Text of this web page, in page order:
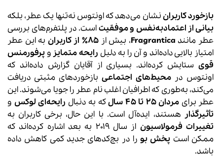
بازخورد کاربران نشان می‌دهد که اونتوس نه‌تنها یک عطر، بلکه
بیانی از اعتمادبه‌نفس و موفقیتاست. در پلتفرم‌های بررسی
عطر مانند Fragrantica، بیش از ۸۵٪ از کاربران
به این عطر
امتیاز بالایی داده‌اند و آن را به دلیل رایحه متمایز و پرفورمنس
قوی ستایش کرده‌اند. بسیاری از آقایان گزارش داده‌اند که
اونتوس در محیط‌های اجتماعی بازخوردهای مثبتی دریافت
می‌کند، به‌طوری که اطرافیان اغلب نام عطر را جویا می‌شوند. این
عطر برای مردان ۲۵ تا ۴۵ سال که به دنبال رایحه‌ای لوکس و
تأثیرگذار هستند، ایده‌آل است. با این حال، برخی کاربران به
تغییرات فرمولاسیون
از سال ۲۰۱۹ به بعد اشاره کرده‌اند که
ممکن است پخش بورا در بچ‌کدهای جدید کمی کاهش داده
باشد.